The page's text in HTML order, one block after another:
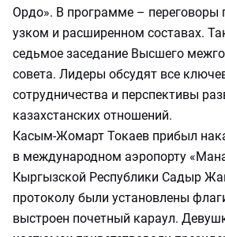
Ордо». В программе – переговоры
узком и расширенном составах.
седьмое заседание Высшего
совета. Лидеры обсудят все
сотрудничества и перспективы
казахстанских отношений.
Касым-Жомарт Токаев прибыл
в международном аэропорту
Кыргызской Республики Садыр
протоколу были установлены
выстроен почетный караул.